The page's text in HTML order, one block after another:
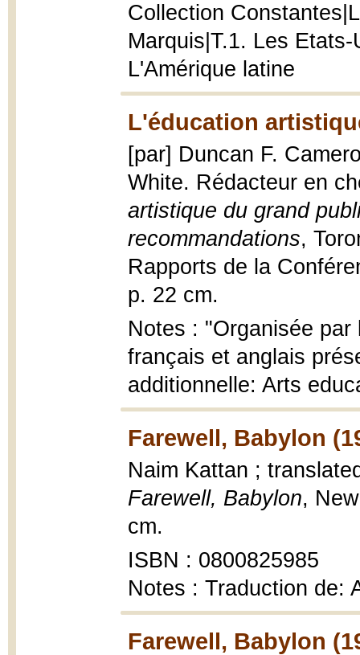
Collection
Marquis|T.1. Les
L'Amérique latine
L'éducation
[par] Duncan F.
White. Rédacteur en
artistique du grand
recommandations,
Rapports de la
p. 22 cm.
Notes : "Organisée
français et anglais
additionnelle: Arts
Farewell, Babylon
Naim Kattan ;
Farewell, Babylon,
cm.
ISBN : 0800825985
Notes : Traduction de:
Farewell, Babylon